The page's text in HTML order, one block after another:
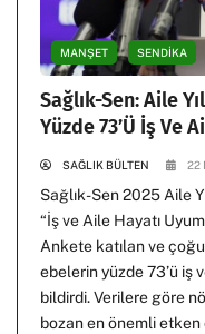
MANŞET SENDİKA
Sağlık-Sen: Aile
Yüzde 73’ü İş Ve
SAĞLIK BÜLTEN 22
Sağlık-Sen 2025 Aile
“İş ve Aile Hayatı
Ankete katılan ve
ebelerin yüzde 73’ü iş
bildirdi. Verilere göre
bozan en önemli etken